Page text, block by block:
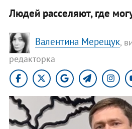
Людей расселяют, где
Валентина Мерещук,
редакторка